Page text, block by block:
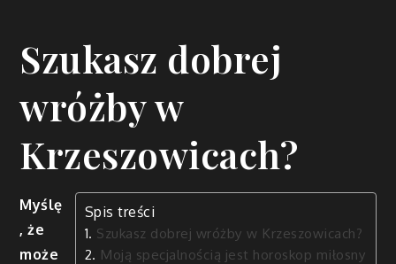
Szukasz dobrej
wróżby w
Krzeszowicach?
Spis treści
Szukasz dobrej wróżby w Krzeszowicach?
Moją specjalnością jest horoskop miłosny
Myślę
, że
może